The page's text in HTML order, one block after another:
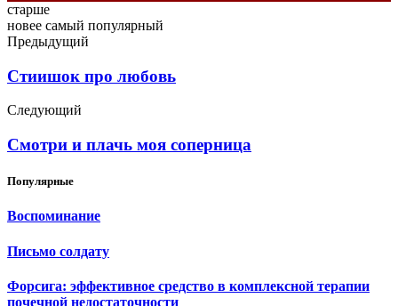
старше
новее самый популярный
Предыдущий
Стиишок про любовь
Следующий
Смотри и плачь моя соперница
Популярные
Воспоминание
Письмо солдату
Форсига: эффективное средство в комплексной терапии
почечной недостаточности